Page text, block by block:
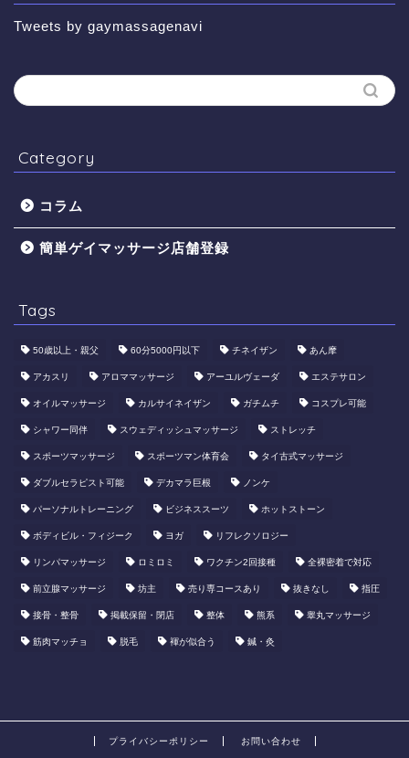
Tweets by gaymassagenavi
Category
コラム
簡単ゲイマッサージ店舗登録
Tags
50歳以上・親父 60分5000円以下 ​チネイザン あん摩
アカスリ アロママッサージ アーユルヴェーダ エステサロン
オイルマッサージ カルサイネイザン ガチムチ コスプレ可能
シャワー同伴 スウェディッシュマッサージ ストレッチ
スポーツマッサージ スポーツマン体育会 タイ古式マッサージ
ダブルセラピスト可能 デカマラ巨根 ノンケ
パーソナルトレーニング ビジネススーツ ホットストーン
ボディビル・フィジーク ヨガ リフレクソロジー
リンパマッサージ ロミロミ ワクチン2回接種 全裸密着で対応
前立腺マッサージ 坊主 売り専コースあり 抜きなし 指圧
接骨・整骨 掲載保留・閉店 整体 熊系 睾丸マッサージ
筋肉マッチョ 脱毛 褌が似合う 鍼・灸
プライバシーポリシー お問い合わせ